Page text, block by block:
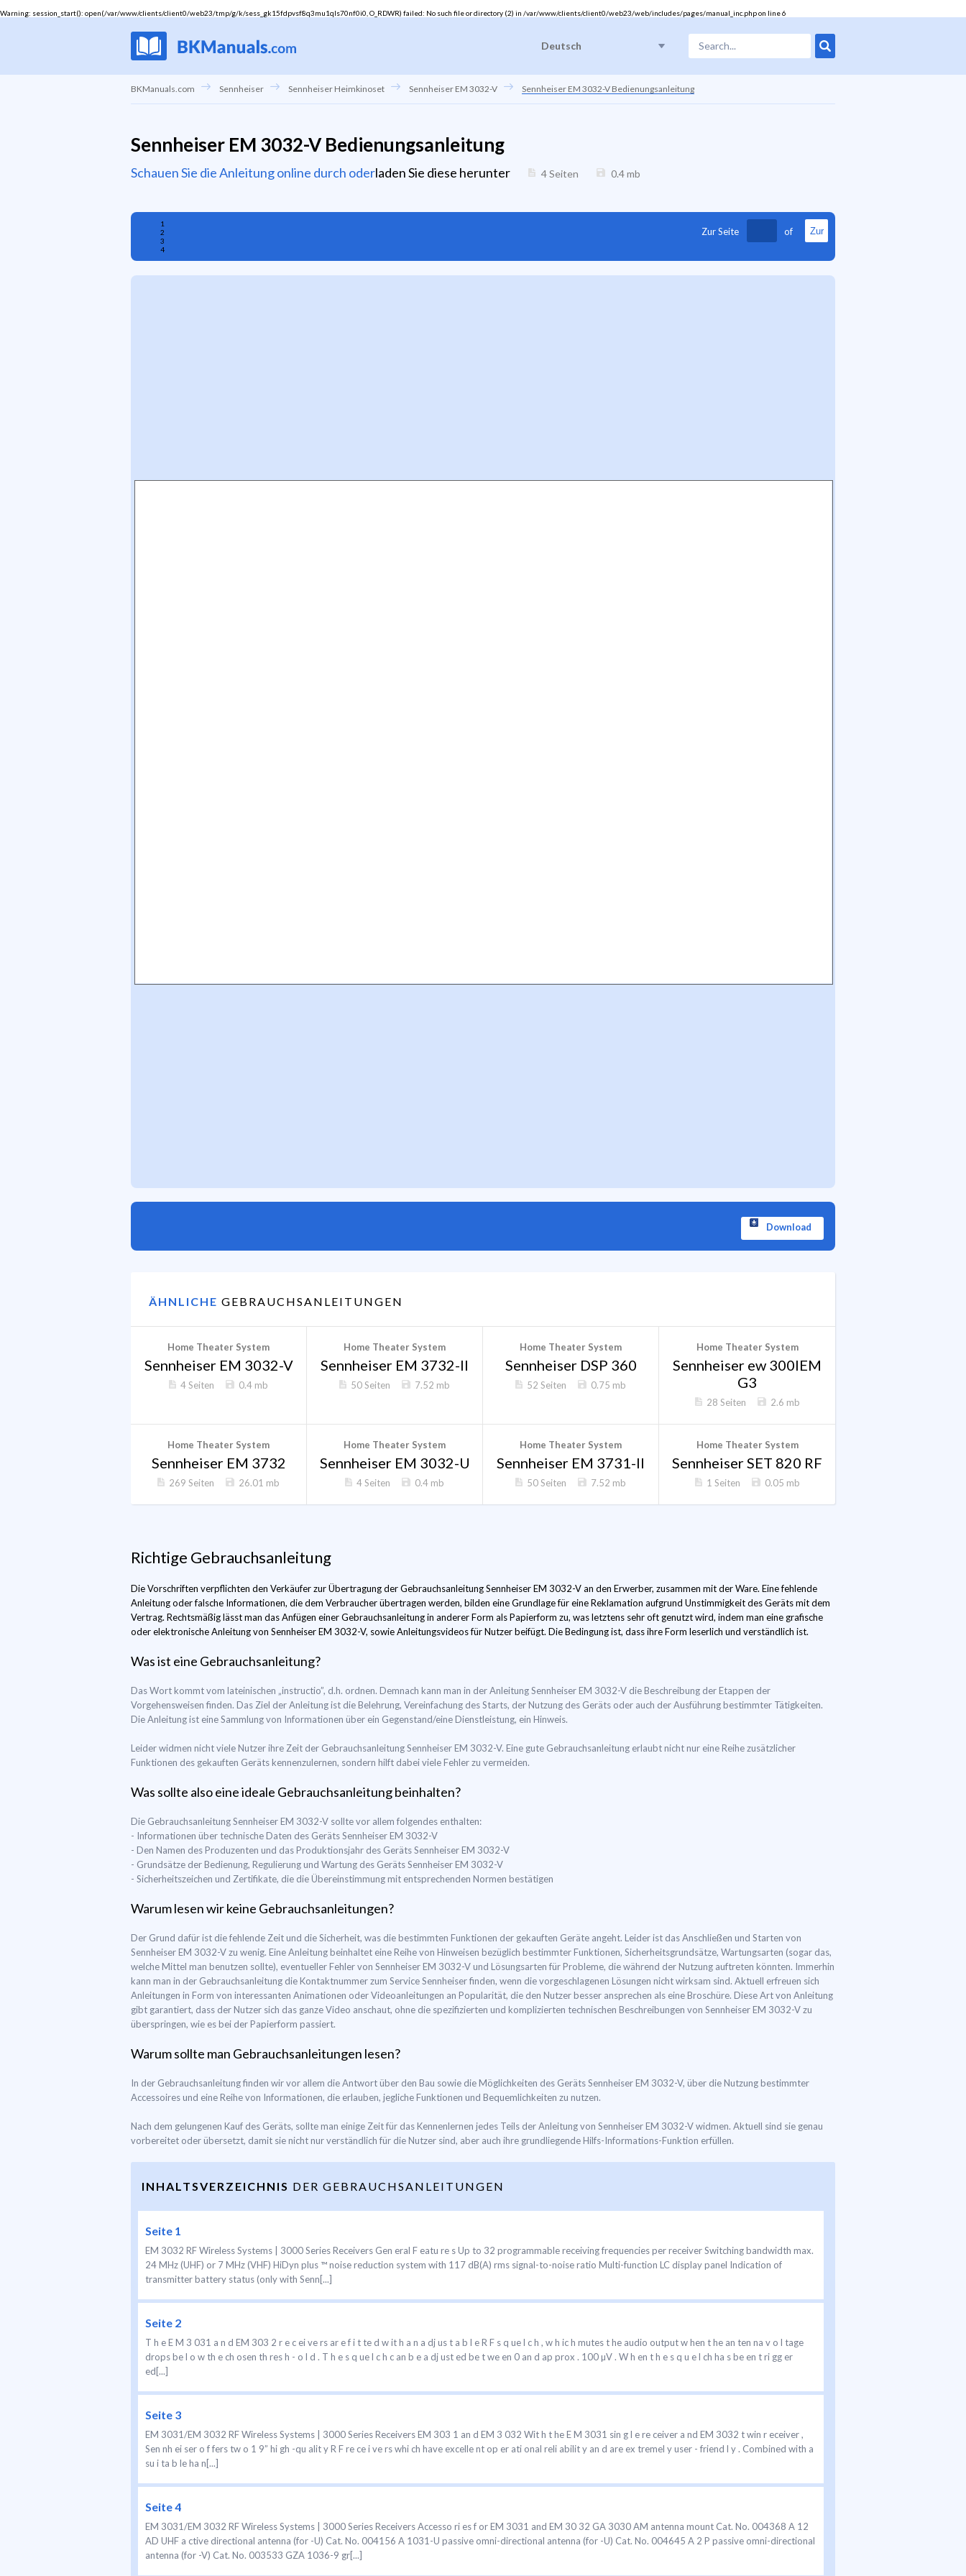
Warning: session_start(): open(/var/www/clients/client0/web23/tmp/g/k/sess_gk15fdpvsf8q3mu1qls70nf0i0, O_RDWR) failed: No such file or directory (2) in /var/www/clients/client0/web23/web/includes/pages/manual_inc.phpon line6
Deutsch
BKManuals.com Sennheiser Sennheiser Heimkinoset Sennheiser EM 3032-V Sennheiser EM 3032-V Bedienungsanleitung
Sennheiser EM 3032-V Bedienungsanleitung
Schauen Sie die Anleitung online durch oderladen Sie diese herunter 4 Seiten 0.4mb
1
2
3
4
Zur Seite of Zur
Download
ÄHNLICHE GEBRAUCHSANLEITUNGEN
Home Theater System
Sennheiser EM 3032-V
4 Seiten 0.4 mb
Home Theater System
Sennheiser EM 3732-II
50 Seiten 7.52 mb
Home Theater System
Sennheiser DSP 360
52 Seiten 0.75 mb
Home Theater System
Sennheiser ew 300IEM
G3
28 Seiten 2.6 mb
Home Theater System
Sennheiser EM 3732
269 Seiten 26.01 mb
Home Theater System
Sennheiser EM 3032-U
4 Seiten 0.4 mb
Home Theater System
Sennheiser EM 3731-II
50 Seiten 7.52 mb
Home Theater System
Sennheiser SET 820 RF
1 Seiten 0.05 mb
Richtige Gebrauchsanleitung
Die Vorschriften verpflichten den Verkäufer zur Übertragung der Gebrauchsanleitung Sennheiser EM 3032-V an den Erwerber, zusammen mit der Ware. Eine fehlende
Anleitung oder falsche Informationen, die dem Verbraucher übertragen werden, bilden eine Grundlage für eine Reklamation aufgrund Unstimmigkeit des Geräts mit dem
Vertrag. Rechtsmäßig lässt man das Anfügen einer Gebrauchsanleitung in anderer Form als Papierform zu, was letztens sehr oft genutzt wird, indem man eine grafische
oder elektronische Anleitung von Sennheiser EM 3032-V, sowie Anleitungsvideos für Nutzer beifügt. Die Bedingung ist, dass ihre Form leserlich und verständlich ist.
Was ist eine Gebrauchsanleitung?
Das Wort kommt vom lateinischen „instructio”, d.h. ordnen. Demnach kann man in der Anleitung Sennheiser EM 3032-V die Beschreibung der Etappen der
Vorgehensweisen finden. Das Ziel der Anleitung ist die Belehrung, Vereinfachung des Starts, der Nutzung des Geräts oder auch der Ausführung bestimmter Tätigkeiten.
Die Anleitung ist eine Sammlung von Informationen über ein Gegenstand/eine Dienstleistung, ein Hinweis.
Leider widmen nicht viele Nutzer ihre Zeit der Gebrauchsanleitung Sennheiser EM 3032-V. Eine gute Gebrauchsanleitung erlaubt nicht nur eine Reihe zusätzlicher
Funktionen des gekauften Geräts kennenzulernen, sondern hilft dabei viele Fehler zu vermeiden.
Was sollte also eine ideale Gebrauchsanleitung beinhalten?
Die Gebrauchsanleitung Sennheiser EM 3032-V sollte vor allem folgendes enthalten:
- Informationen über technische Daten des Geräts Sennheiser EM 3032-V
- Den Namen des Produzenten und das Produktionsjahr des Geräts Sennheiser EM 3032-V
- Grundsätze der Bedienung, Regulierung und Wartung des Geräts Sennheiser EM 3032-V
- Sicherheitszeichen und Zertifikate, die die Übereinstimmung mit entsprechenden Normen bestätigen
Warum lesen wir keine Gebrauchsanleitungen?
Der Grund dafür ist die fehlende Zeit und die Sicherheit, was die bestimmten Funktionen der gekauften Geräte angeht. Leider ist das Anschließen und Starten von
Sennheiser EM 3032-V zu wenig. Eine Anleitung beinhaltet eine Reihe von Hinweisen bezüglich bestimmter Funktionen, Sicherheitsgrundsätze, Wartungsarten (sogar das,
welche Mittel man benutzen sollte), eventueller Fehler von Sennheiser EM 3032-V und Lösungsarten für Probleme, die während der Nutzung auftreten könnten. Immerhin
kann man in der Gebrauchsanleitung die Kontaktnummer zum Service Sennheiser finden, wenn die vorgeschlagenen Lösungen nicht wirksam sind. Aktuell erfreuen sich
Anleitungen in Form von interessanten Animationen oder Videoanleitungen an Popularität, die den Nutzer besser ansprechen als eine Broschüre. Diese Art von Anleitung
gibt garantiert, dass der Nutzer sich das ganze Video anschaut, ohne die spezifizierten und komplizierten technischen Beschreibungen von Sennheiser EM 3032-V zu
überspringen, wie es bei der Papierform passiert.
Warum sollte man Gebrauchsanleitungen lesen?
In der Gebrauchsanleitung finden wir vor allem die Antwort über den Bau sowie die Möglichkeiten des Geräts Sennheiser EM 3032-V, über die Nutzung bestimmter
Accessoires und eine Reihe von Informationen, die erlauben, jegliche Funktionen und Bequemlichkeiten zu nutzen.
Nach dem gelungenen Kauf des Geräts, sollte man einige Zeit für das Kennenlernen jedes Teils der Anleitung von Sennheiser EM 3032-V widmen. Aktuell sind sie genau
vorbereitet oder übersetzt, damit sie nicht nur verständlich für die Nutzer sind, aber auch ihre grundliegende Hilfs-Informations-Funktion erfüllen.
INHALTSVERZEICHNIS DER GEBRAUCHSANLEITUNGEN
Seite 1
EM 3032 RF Wireless Systems | 3000 Series Receivers Gen eral F eatu re s Up to 32 programmable receiving frequencies per receiver Switching bandwidth max.
24 MHz (UHF) or 7 MHz (VHF) HiDyn plus ™ noise reduction system with 117 dB(A) rms signal-to-noise ratio Multi-function LC display panel Indication of
transmitter battery status (only with Senn[...]
Seite 2
T h e E M 3 031 a n d EM 303 2 r e c ei ve rs ar e f i t te d w it h a n a dj us t a b l e R F s q ue l c h , w h ic h mutes t he audio output w hen t he an ten na v o l tage
drops be l o w th e ch osen th res h - o l d . T h e s q ue l c h c an b e a dj ust ed be t we en 0 an d ap prox . 100 µV . W h en t h e s q u e l ch ha s be en t ri gg er
ed[...]
Seite 3
EM 3031/EM 3032 RF Wireless Systems | 3000 Series Receivers EM 303 1 an d EM 3 032 Wit h t he E M 3031 sin g l e re ceiver a nd EM 3032 t win r eceiver ,
Sen nh ei ser o f fers tw o 1 9” hi gh -qu alit y R F re ce i ve rs whi ch have excelle nt op er ati onal reli abilit y an d are ex tremel y user - friend l y . Combined with a
su i ta b le ha n[...]
Seite 4
EM 3031/EM 3032 RF Wireless Systems | 3000 Series Receivers Accesso ri es f or EM 3031 and EM 30 32 GA 3030 AM antenna mount Cat. No. 004368 A 12
AD UHF a ctive directional antenna (for -U) Cat. No. 004156 A 1031-U passive omni-directional antenna (for -U) Cat. No. 004645 A 2 P passive omni-directional
antenna (for -V) Cat. No. 003533 GZA 1036-9 gr[...]